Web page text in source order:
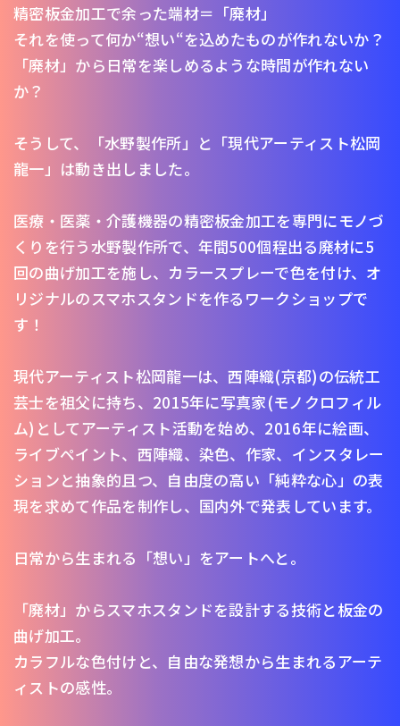
精密板金加工で余った端材＝「廃材」
それを使って何か“想い“を込めたものが作れないか？
「廃材」から日常を楽しめるような時間が作れない
か？
そうして、「水野製作所」と「現代アーティスト松岡
龍一」は動き出しました。
医療・医薬・介護機器の精密板金加工を専門にモノづ
くりを行う水野製作所で、年間500個程出る廃材に5
回の曲げ加工を施し、カラースプレーで色を付け、オ
リジナルのスマホスタンドを作るワークショップで
す！
現代アーティスト松岡龍一は、西陣織(京都)の伝統工
芸士を祖父に持ち、2015年に写真家(モノクロフィル
ム)としてアーティスト活動を始め、2016年に絵画、
ライブペイント、西陣織、染色、作家、インスタレー
ションと抽象的且つ、自由度の高い「純粋な心」の表
現を求めて作品を制作し、国内外で発表しています。
日常から生まれる「想い」をアートへと。
「廃材」からスマホスタンドを設計する技術と板金の
曲げ加工。
カラフルな色付けと、自由な発想から生まれるアーテ
ィストの感性。